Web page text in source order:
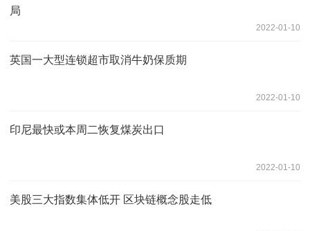
局
2022-01-10
英国一大型连锁超市取消牛奶保质期
2022-01-10
印尼最快或本周二恢复煤炭出口
2022-01-10
美股三大指数集体低开 区块链概念股走低